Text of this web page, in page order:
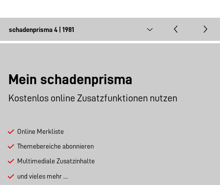
Mein schadenprisma
Kostenlos online Zusatzfunktionen nutzen
Online Merkliste
Themebereiche abonnieren
Multimediale Zusatzinhalte
und vieles mehr …